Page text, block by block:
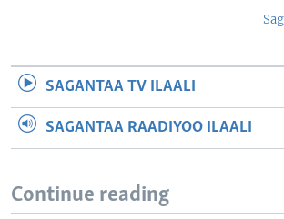
SAGANTAA TV ILAALI
SAGANTAA RAADIYOO ILAALI
Continue reading